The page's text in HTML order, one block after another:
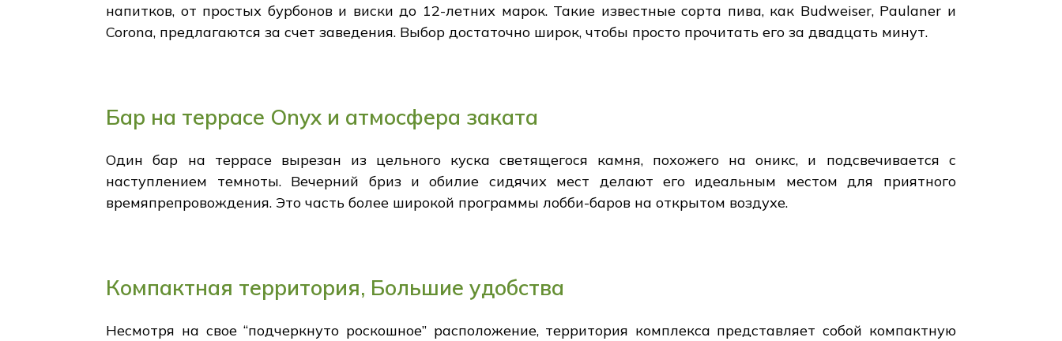
напитков, от простых бурбонов и виски до 12-летних марок. Такие известные сорта пива, как Budweiser, Paulaner и
Corona, предлагаются за счет заведения. Выбор достаточно широк, чтобы просто прочитать его за двадцать минут.
Бар на террасе Onyx и атмосфера заката
Один бар на террасе вырезан из цельного куска светящегося камня, похожего на оникс, и подсвечивается с
наступлением темноты. Вечерний бриз и обилие сидячих мест делают его идеальным местом для приятного
времяпрепровождения. Это часть более широкой программы лобби-баров на открытом воздухе.
Компактная территория, Большие удобства
Несмотря на свое “подчеркнуто роскошное” расположение, территория комплекса представляет собой компактную